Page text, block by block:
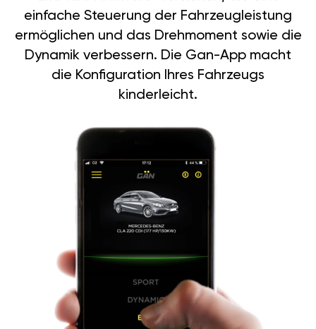
einfache Steuerung der Fahrzeugleistung
ermöglichen und das Drehmoment sowie die
Dynamik verbessern. Die Gan-App macht
die Konfiguration Ihres Fahrzeugs
kinderleicht.